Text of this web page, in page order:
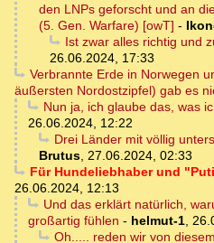
den LNPs geforscht und an
(5. Gen. Warfare) [owT] -
Ist zwar alles richtig und
26.06.2024, 17:33
Verbrannte Erde in Norwegen
äußersten Nordostzipfel) gab es
Nun ja, ich glaube das, was
26.06.2024, 12:22
Drei Länder mit völlig
Brutus, 27.06.2024, 02:33
Für Hundeliebhaber und
26.06.2024, 12:13
Und das erklärt natürlich,
großartig fühlen - helmut-1,
Oh..... reden wir von